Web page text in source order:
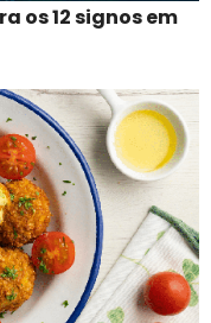
os 12 signos em